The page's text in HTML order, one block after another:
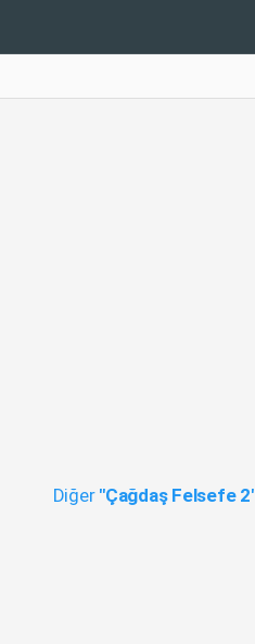
Diğer "Çağdaş Felsefe